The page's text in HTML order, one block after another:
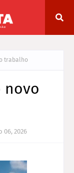
trabalho
novo
2026